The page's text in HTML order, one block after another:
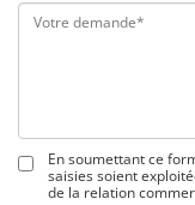
En soumettant ce
saisies soient
de la relation